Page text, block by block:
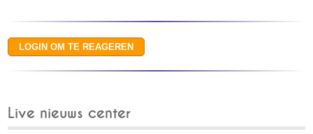
Live nieuws center